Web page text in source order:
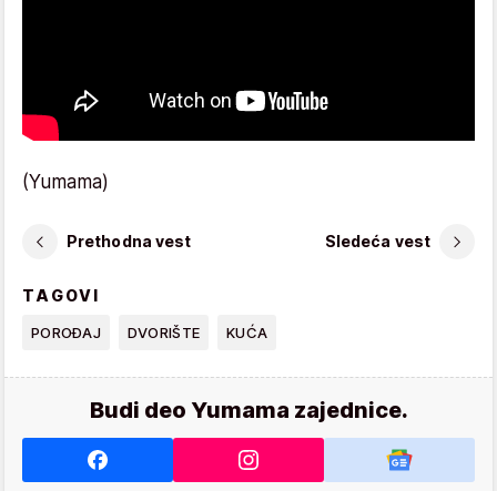
(Yumama)
Prethodna vest Sledeća vest
TAGOVI
POROĐAJ DVORIŠTE KUĆA
Budi deo Yumama zajednice.